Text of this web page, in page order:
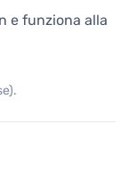
e funziona alla